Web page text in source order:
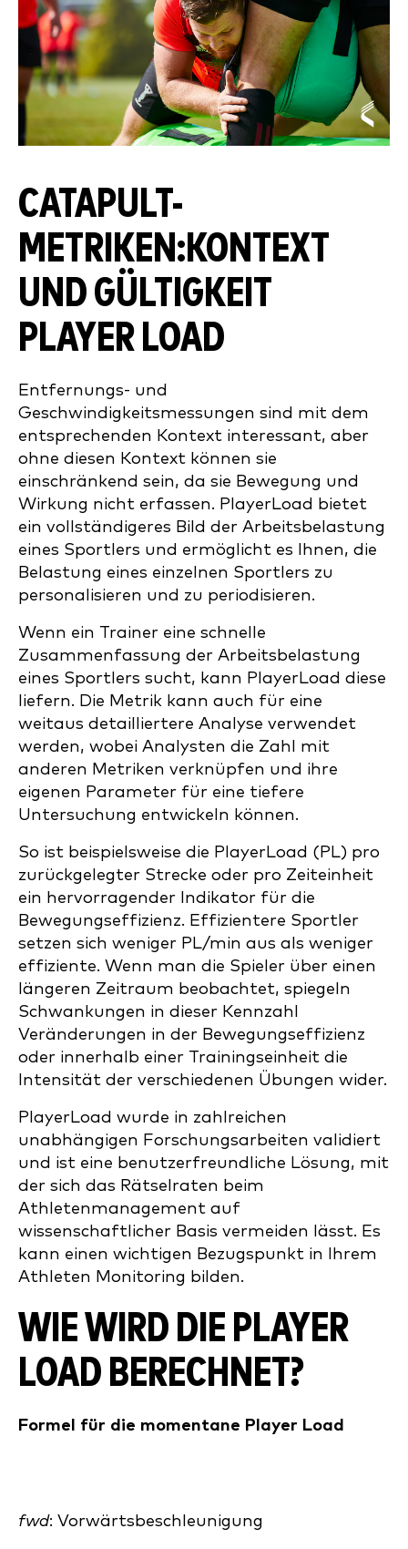
CATAPULT-
METRIKEN: KONTEXT
UND GÜLTIGKEIT
PLAYER LOAD
Entfernungs- und
Geschwindigkeitsmessungen sind mit dem
entsprechenden Kontext interessant, aber
ohne diesen Kontext können sie
einschränkend sein, da sie Bewegung und
Wirkung nicht erfassen. PlayerLoad bietet
ein vollständigeres Bild der Arbeitsbelastung
eines Sportlers und ermöglicht es Ihnen, die
Belastung eines einzelnen Sportlers zu
personalisieren und zu periodisieren.
Wenn ein Trainer eine schnelle
Zusammenfassung der Arbeitsbelastung
eines Sportlers sucht, kann PlayerLoad diese
liefern. Die Metrik kann auch für eine
weitaus detailliertere Analyse verwendet
werden, wobei Analysten die Zahl mit
anderen Metriken verknüpfen und ihre
eigenen Parameter für eine tiefere
Untersuchung entwickeln können.
So ist beispielsweise die PlayerLoad (PL) pro
zurückgelegter Strecke oder pro Zeiteinheit
ein hervorragender Indikator für die
Bewegungseffizienz. Effizientere Sportler
setzen sich weniger PL/min aus als weniger
effiziente. Wenn man die Spieler über einen
längeren Zeitraum beobachtet, spiegeln
Schwankungen in dieser Kennzahl
Veränderungen in der Bewegungseffizienz
oder innerhalb einer Trainingseinheit die
Intensität der verschiedenen Übungen wider.
PlayerLoad wurde in zahlreichen
unabhängigen Forschungsarbeiten validiert
und ist eine benutzerfreundliche Lösung, mit
der sich das Rätselraten beim
Athletenmanagement auf
wissenschaftlicher Basis vermeiden lässt. Es
kann einen wichtigen Bezugspunkt in Ihrem
Athleten Monitoring bilden.
WIE WIRD DIE PLAYER
LOAD BERECHNET?
Formel für die momentane Player Load
fwd: Vorwärtsbeschleunigung